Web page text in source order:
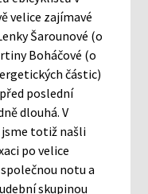
velice zajímavé
Šarounové (o
Boháčové (o
částic)
poslední
dlouhá. V
jsme totiž našli
po velice
notu a
skupinou